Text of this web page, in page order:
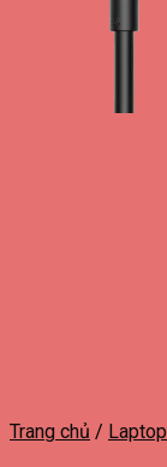
Trang chủ / Laptop